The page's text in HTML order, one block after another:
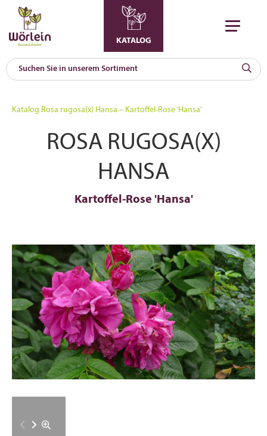
KATALOG
Katalog Rosa rugosa(x) Hansa – Kartoffel-Rose ‘Hansa’
ROSA RUGOSA(X)
HANSA
Kartoffel-Rose 'Hansa'